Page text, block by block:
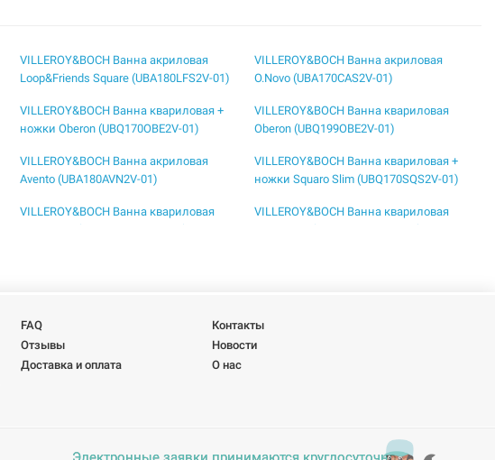
VILLEROY&BOCH Ванна акриловая
Loop&Friends Square (UBA180LFS2V-01)
VILLEROY&BOCH Ванна акриловая
O.Novo (UBA170CAS2V-01)
VILLEROY&BOCH Ванна квариловая +
ножки Oberon (UBQ170OBE2V-01)
VILLEROY&BOCH Ванна квариловая
Oberon (UBQ199OBE2V-01)
VILLEROY&BOCH Ванна акриловая
Avento (UBA180AVN2V-01)
VILLEROY&BOCH Ванна квариловая +
ножки Squaro Slim (UBQ170SQS2V-01)
VILLEROY&BOCH Ванна квариловая
VILLEROY&BOCH Ванна квариловая
FAQ
Контакты
Отзывы
Новости
Доставка и оплата
О нас